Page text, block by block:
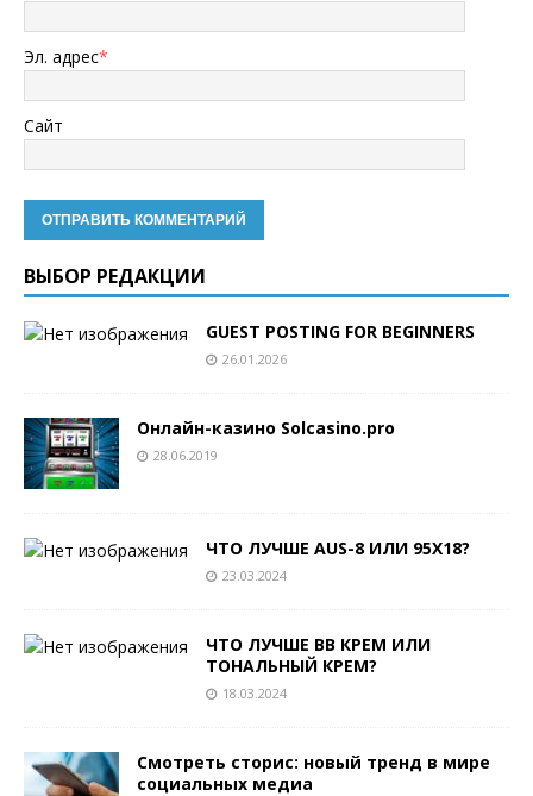
Эл. адрес*
Сайт
ВЫБОР РЕДАКЦИИ
GUEST POSTING FOR BEGINNERS
26.01.2026
Онлайн-казино Solcasino.pro
28.06.2019
ЧТО ЛУЧШЕ AUS-8 ИЛИ 95Х18?
23.03.2024
ЧТО ЛУЧШЕ BB КРЕМ ИЛИ
ТОНАЛЬНЫЙ КРЕМ?
18.03.2024
Смотреть сторис: новый тренд в мире
социальных медиа